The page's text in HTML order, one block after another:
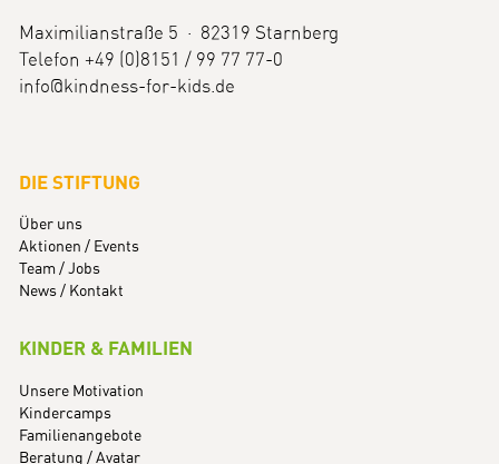
Maximilianstraße 5 · 82319 Starnberg
Telefon +49 (0)8151 / 99 77 77-0
info@kindness-for-kids.de
DIE STIFTUNG
Über uns
Aktionen / Events
Team / Jobs
News / Kontakt
KINDER & FAMILIEN
Unsere Motivation
Kindercamps
Familienangebote
Beratung / Avatar